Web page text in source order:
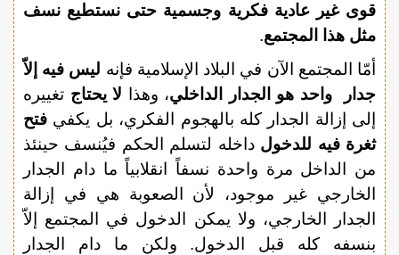
قوى غير عادية فكرية وجسمية حتى نستطيع نسف
مثل هذا المجتمع.
أمّا المجتمع الآن في البلاد الإسلامية فإنه ليس فيه إلاّ
جدار واحد هو الجدار الداخلي، وهذا لا يحتاج تغييره
إلى إزالة الجدار كله بالهجوم الفكري، بل يكفي فتح
ثغرة فيه للدخول داخله لتسلم الحكم فيُنسف حينئذ
من الداخل مرة واحدة نسفاً انقلابياً ما دام الجدار
الخارجي غير موجود، لأن الصعوبة هي في إزالة
الجدار الخارجي، ولا يمكن الدخول في المجتمع إلاّ
بنسفه كله قبل الدخول. ولكن ما دام الجدار